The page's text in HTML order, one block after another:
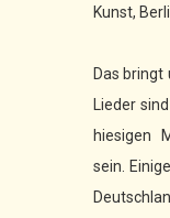
Kunst,
Das bringt
Lieder
hiesigen
sein.